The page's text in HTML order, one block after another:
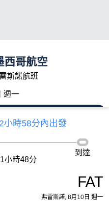
西哥航空
斯諾航班
週一
小時58分內出發
小時48分
到達
FAT
弗雷斯諾, 8月10日 週一